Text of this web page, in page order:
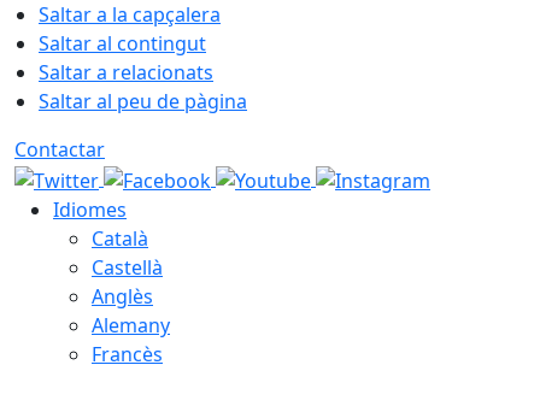
Saltar a la capçalera
Saltar al contingut
Saltar a relacionats
Saltar al peu de pàgina
Contactar
Idiomes
Català
Castellà
Anglès
Alemany
Francès